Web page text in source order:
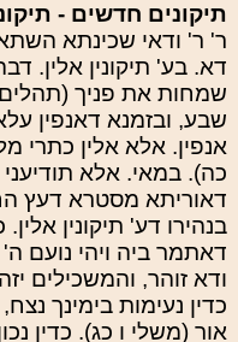
תיקונים חדשים -
ר' ר' ודאי שכינתא
דא. בע' תיקונין אלין.
שמחות את פניך
שבע, ובזמנא דאנפין
אנפין. אלא אלין כתרי
כה). במאי. אלא
דאוריתא מסטרא דעץ
בנהירו דע' תיקונין
דאתמר ביה ויהי נועם ה'
ודא זוהר, והמשכילים
כדין נעימות בימינך
אור (משלי ו כג). כדין